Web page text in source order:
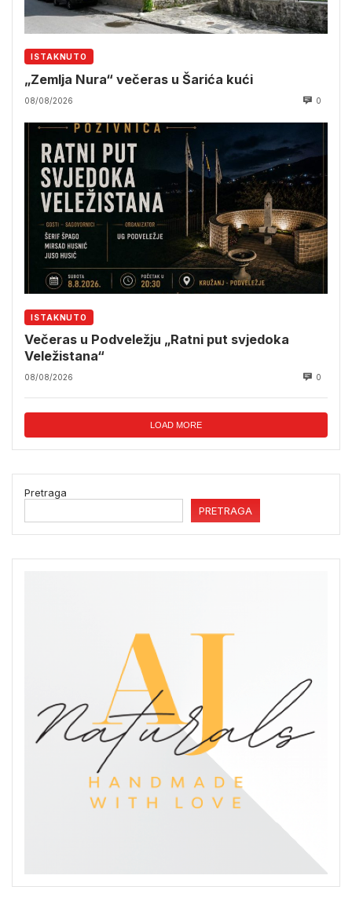
ISTAKNUTO
„Zemlja Nura“ večeras u Šarića kući
08/08/2026 0
ISTAKNUTO
Večeras u Podveležju „Ratni put svjedoka
Veležistana“
08/08/2026 0
LOAD MORE
Pretraga
PRETRAGA